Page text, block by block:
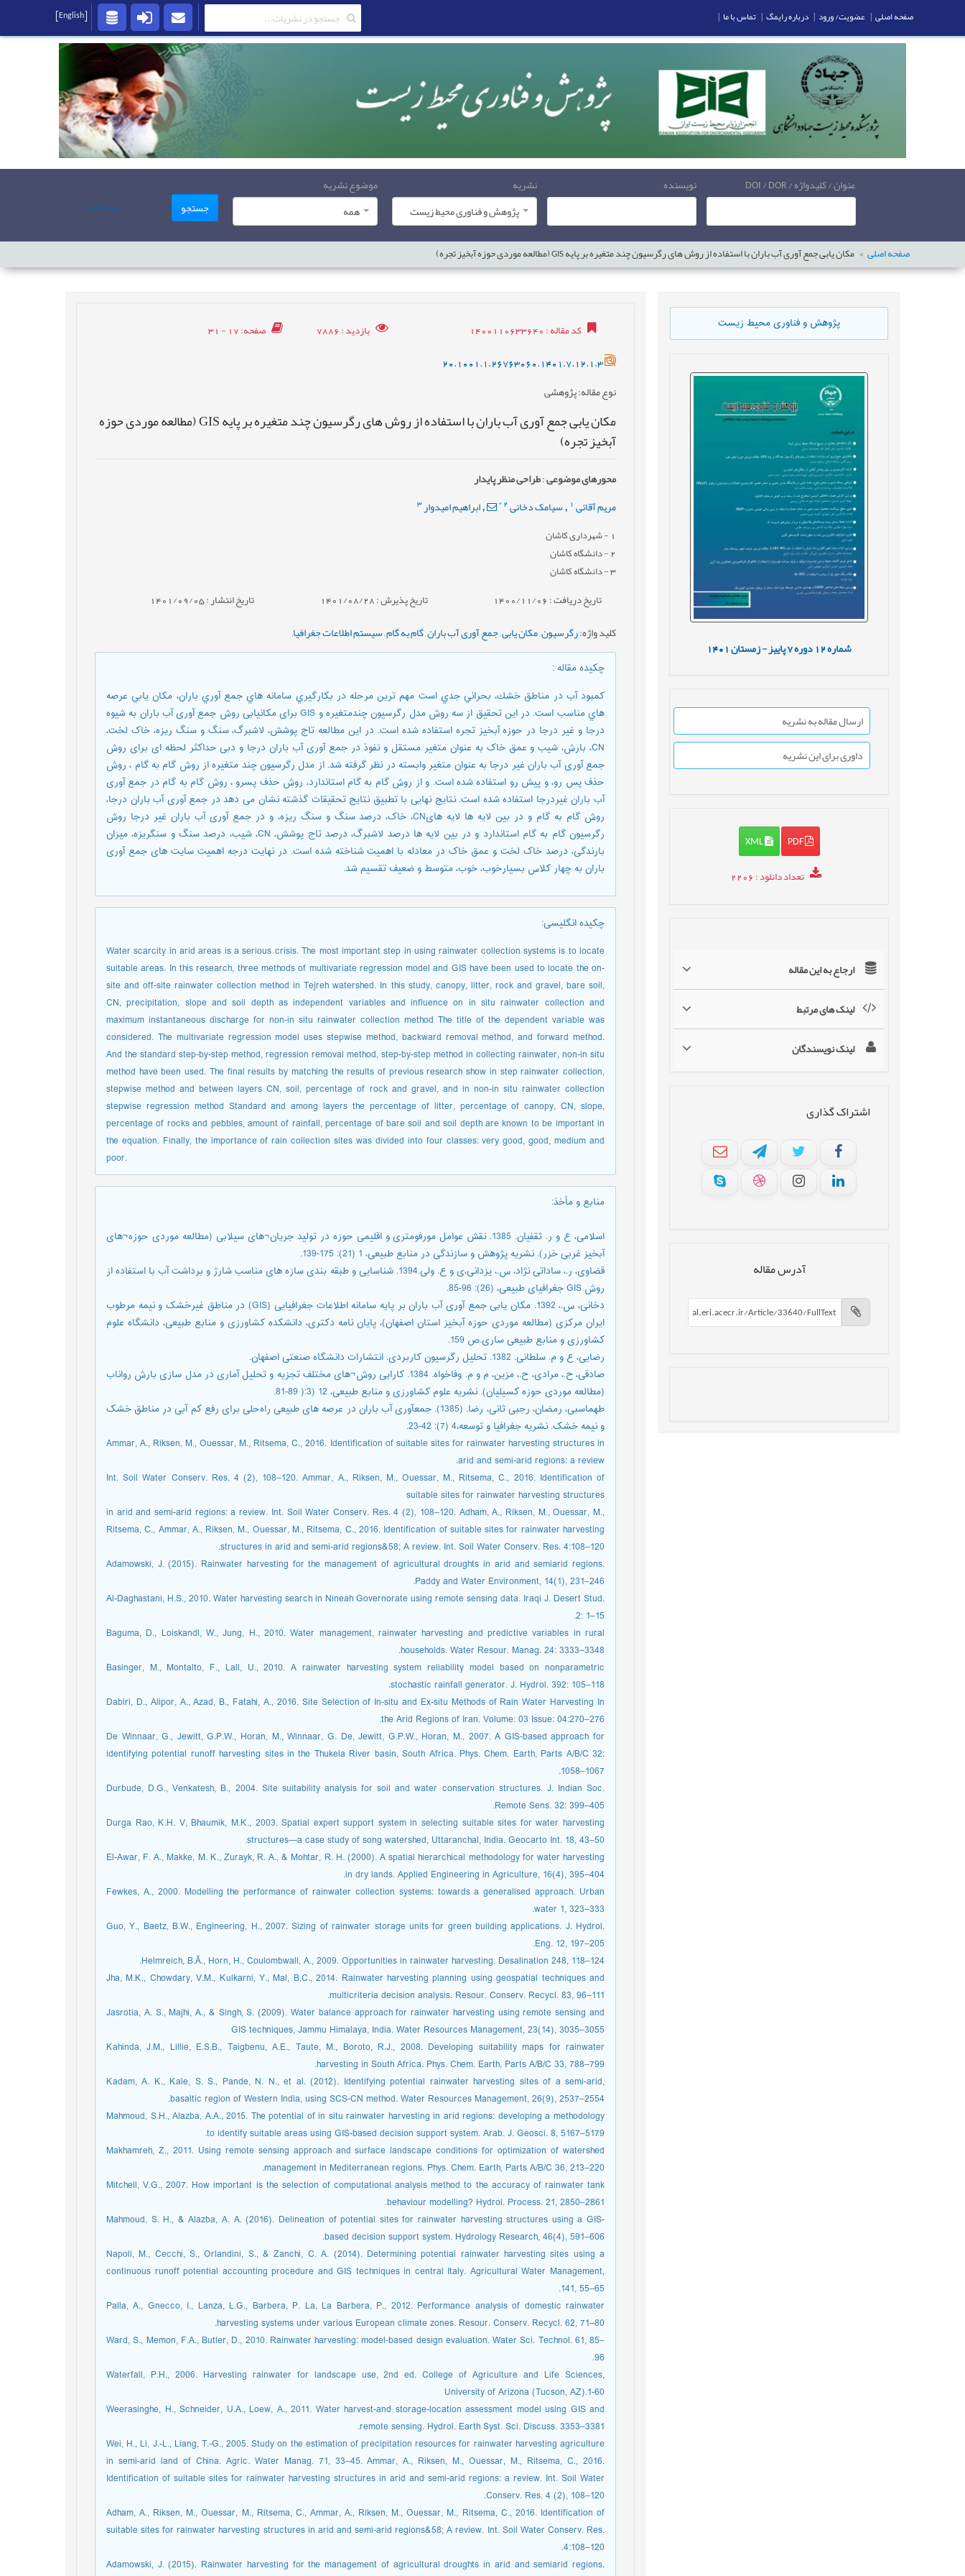
عنوان / کلیدواژه / DOI / DOR نویسنده
نشریه
پژوهش و فناوری محیط زیست
موضوع نشریه
همه
جستجو پیشرفته
صفحه اصلی مکان یابی جمع آوری آب باران با استفاده از روش های رگرسیون چند متغیره بر پایه GIS (مطالعه موردی حوزه آبخیز تجره)
پژوهش و فناوری محیط زیست
شماره دوره پاییز - زمستان1401
ارسال مقاله به نشریه
داوری برای این نشریه
PDF
XML
تعداد دانلود: 2206
ارجاع به این مقاله
لینک های مرتبط
لینک نویسندگان
اشتراک گذاری
آدرس مقاله
کد مقاله: 1400110633640 بازدید: 7886 صفحه: 17 - 31
20.1001.1.26763060.1401.7.12.1.3
نوع مقاله: پژوهشی
مکان یابی جمع آوری آب باران با استفاده از روش های رگرسیون چند متغیره بر پایه GIS (مطالعه موردی حوزه
آبخیز تجره)
محورهای موضوعی:طراحی منظر پایدار
مریم آقائی 1
,سیامک دخانی2
*
,ابراهیم امیدوار3
1 - شهرداری کاشان
2- دانشگاه کاشان
3- دانشگاه کاشان
تاریخ دریافت : 1400/11/06 تاریخ پذیرش : 1401/08/28 تاریخ انتشار : 1401/09/05
کلید واژه:رگرسیون,مکان یابی,جمع آوری آب باران,گام به گام,سیستم اطلاعات جغرافیا,
چکیده مقاله:
كمبود آب در مناطق خشك، بحراني جدي است مهم ترين مرحله در بكارگيري سامانه هاي جمع آوري باران، مكان يابي عرصه
هاي مناسب است. در این تحقیق از سه روش مدل رگرسیون چندمتغیره و GIS برای مکانیابی روش جمع آوری آب باران به شیوه
درجا و غیر درجا در حوزه آبخیز تجره استفاده شده است. در این مطالعه تاج پوشش، لاشبرگ، سنگ و سنگ ریزه، خاک لخت،
CN، بارش، شیب و عمق خاک به عنوان متغیر مستقل و نفوذ در جمع آوری آب باران درجا و دبی حداکثر لحظه ای برای روش
جمع آوری آب باران غیر درجا به عنوان متغیر وابسته در نظر گرفته شد. از مدل رگرسیون چند متغیره از روش گام به گام ، روش
حذف پس رو، و پیش رو استفاده شده است. و از روش گام به گام استاندارد، روش حذف پسرو ، روش گام به گام در جمع آوری
آب باران غیردرجا استفاده شده است. نتایج نهایی با تطبیق نتایج تحقیقات گذشته نشان می دهد در جمع آوری آب باران درجا،
روش گام به گام و در بین لایه ها لایه هایCN، خاک، درصد سنگ و سنگ ریزه، و در جمع آوری آب باران غیر درجا روش
رگرسیون گام به گام استاندارد و در بین لایه ها درصد لاشبرگ، درصد تاج پوشش، CN، شیب، درصد سنگ و سنگریزه، میزان
بارندگی، درصد خاک لخت و عمق خاک در معادله با اهمیت شناخته شده است. در نهایت درجه اهمیت سایت های جمع آوری
باران به چهار کلاس بسیارخوب، خوب، متوسط و ضعیف تقسیم شد.
چکیده انگلیسی:
Water scarcity in arid areas is a serious crisis. The most important step in using rainwater collection systems is to locate
suitable areas. In this research, three methods of multivariate regression model and GIS have been used to locate the on-
site and off-site rainwater collection method in Tejreh watershed. In this study, canopy, litter, rock and gravel, bare soil,
CN, precipitation, slope and soil depth as independent variables and influence on in situ rainwater collection and
maximum instantaneous discharge for non-in situ rainwater collection method The title of the dependent variable was
considered. The multivariate regression model uses stepwise method, backward removal method, and forward method.
And the standard step-by-step method, regression removal method, step-by-step method in collecting rainwater, non-in situ
method have been used. The final results by matching the results of previous research show in step rainwater collection,
stepwise method and between layers CN, soil, percentage of rock and gravel, and in non-in situ rainwater collection
stepwise regression method Standard and among layers the percentage of litter, percentage of canopy, CN, slope,
percentage of rocks and pebbles, amount of rainfall, percentage of bare soil and soil depth are known to be important in
the equation. Finally, the importance of rain collection sites was divided into four classes: very good, good, medium and
poor.
منابع و مأخذ:
اسلامی، ع و ر. ثقفیان. 1385. نقش عوامل مورفومتری و اقلیمی حوزه در تولید جریان¬های سیلابی (مطالعه موردی حوزه¬های
آبخیز غربی خزر). نشریه پژوهش و سازندگی در منابع طبیعی، 1 (21): 175-139.
قضاوی، ر.، ساداتی نژاد، س.، یزدانی،ی و ع. ولی.1394. شناسایی و طبقه بندی سازه های مناسب شارژ و برداشت آب با استفاده از
روش GIS جغرافیای طبیعی، (26): 96-85.
دخانی، س.، 1392. مکان یابی جمع آوری آب باران بر پایه سامانه اطلاعات جغرافیایی (GIS) در مناطق غیرخشک و نیمه مرطوب
ایران مرکزی (مطالعه موردی حوزه آبخیز استان اصفهان)، پایان نامه دکتری، دانشکده کشاورزی و منابع طبیعی، دانشگاه علوم
کشاورزی و منابع طبیعی ساری.ص 159.
رضایی، ع و م. سلطانی. 1382. تحلیل رگرسیون کاربردی. انتشارات دانشگاه صنعتی اصفهان.
صادقی، ح.، مرادی، ح.، مزین، م و م. وفاخواه. 1384. کارایی روش¬های مختلف تجزیه و تحلیل آماری در مدل سازی بارش رواناب
(مطالعه موردی حوزه کسیلیان). نشریه علوم کشاورزی و منابع طبیعی، 12 (3:( 89-81.
طهماسبی، رمضان، رجبی ثانی، رضا. (1385). جمع‏آوری آب باران در عرصه های طبیعی راه‌حلی برای رفع کم آبی در مناطق خشک
و نیمه خشک. نشریه جغرافیا و توسعه،4 (7): 42-23.
Ammar, A., Riksen, M., Ouessar, M., Ritsema, C., 2016. Identification of suitable sites for rainwater harvesting structures in
arid and semi-arid regions: a review.
Int. Soil Water Conserv. Res. 4 (2), 108–120. Ammar, A., Riksen, M., Ouessar, M., Ritsema, C., 2016. Identification of
suitable sites for rainwater harvesting structures
in arid and semi-arid regions: a review. Int. Soil Water Conserv. Res. 4 (2), 108–120. Adham, A., Riksen, M., Ouessar, M.,
Ritsema, C., Ammar, A., Riksen, M., Ouessar, M., Ritsema, C., 2016. Identification of suitable sites for rainwater harvesting
structures in arid and semi-arid regions&58; A review. Int. Soil Water Conserv. Res. 4:108–120.
Adamowski, J. (2015). Rainwater harvesting for the management of agricultural droughts in arid and semiarid regions.
Paddy and Water Environment, 14(1), 231–246.
Al-Daghastani, H.S., 2010. Water harvesting search in Nineah Governorate using remote sensing data. Iraqi J. Desert Stud.
2: 1–15.
Baguma, D., Loiskandl, W., Jung, H., 2010. Water management, rainwater harvesting and predictive variables in rural
households. Water Resour. Manag. 24: 3333–3348.
Basinger, M., Montalto, F., Lall, U., 2010. A rainwater harvesting system reliability model based on nonparametric
stochastic rainfall generator. J. Hydrol. 392: 105–118.
Dabiri, D., Alipor, A., Azad, B., Fatahi, A., 2016. Site Selection of In-situ and Ex-situ Methods of Rain Water Harvesting In
the Arid Regions of Iran. Volume: 03 Issue: 04:270–276.
De Winnaar, G., Jewitt, G.P.W., Horan, M., Winnaar, G. De, Jewitt, G.P.W., Horan, M., 2007. A GIS-based approach for
identifying potential runoff harvesting sites in the Thukela River basin, South Africa. Phys. Chem. Earth, Parts A/B/C 32:
1058–1067.
Durbude, D.G., Venkatesh, B., 2004. Site suitability analysis for soil and water conservation structures. J. Indian Soc.
Remote Sens. 32: 399–405.
Durga Rao, K.H. V, Bhaumik, M.K., 2003. Spatial expert support system in selecting suitable sites for water harvesting
structures—a case study of song watershed, Uttaranchal, India. Geocarto Int. 18, 43–50.
El-Awar, F. A., Makke, M. K., Zurayk, R. A., & Mohtar, R. H. (2000). A spatial hierarchical methodology for water harvesting
in dry lands. Applied Engineering in Agriculture, 16(4), 395–404.
Fewkes, A., 2000. Modelling the performance of rainwater collection systems: towards a generalised approach. Urban
water 1, 323–333.
Guo, Y., Baetz, B.W., Engineering, H., 2007. Sizing of rainwater storage units for green building applications. J. Hydrol.
Eng. 12, 197–205.
Helmreich, B.Ã., Horn, H., Coulombwall, A., 2009. Opportunities in rainwater harvesting. Desalination 248, 118–124.
Jha, M.K., Chowdary, V.M., Kulkarni, Y., Mal, B.C., 2014. Rainwater harvesting planning using geospatial techniques and
multicriteria decision analysis. Resour. Conserv. Recycl. 83, 96–111.
Jasrotia, A. S., Majhi, A., & Singh, S. (2009). Water balance approach for rainwater harvesting using remote sensing and
GIS techniques, Jammu Himalaya, India. Water Resources Management, 23(14), 3035–3055
Kahinda, J.M., Lillie, E.S.B., Taigbenu, A.E., Taute, M., Boroto, R.J., 2008. Developing suitability maps for rainwater
harvesting in South Africa. Phys. Chem. Earth, Parts A/B/C 33, 788–799.
Kadam, A. K., Kale, S. S., Pande, N. N., et al. (2012). Identifying potential rainwater harvesting sites of a semi-arid,
basaltic region of Western India, using SCS-CN method. Water Resources Management, 26(9), 2537–2554.
Mahmoud, S.H., Alazba, A.A., 2015. The potential of in situ rainwater harvesting in arid regions: developing a methodology
to identify suitable areas using GIS-based decision support system. Arab. J. Geosci. 8, 5167–5179.
Makhamreh, Z., 2011. Using remote sensing approach and surface landscape conditions for optimization of watershed
management in Mediterranean regions. Phys. Chem. Earth, Parts A/B/C 36, 213–220.
Mitchell, V.G., 2007. How important is the selection of computational analysis method to the accuracy of rainwater tank
behaviour modelling? Hydrol. Process. 21, 2850–2861.
Mahmoud, S. H., & Alazba, A. A. (2016). Delineation of potential sites for rainwater harvesting structures using a GIS-
based decision support system. Hydrology Research, 46(4), 591–606.
Napoli, M., Cecchi, S., Orlandini, S., & Zanchi, C. A. (2014). Determining potential rainwater harvesting sites using a
continuous runoff potential accounting procedure and GIS techniques in central Italy. Agricultural Water Management,
141, 55–65.
Palla, A., Gnecco, I., Lanza, L.G., Barbera, P. La, La Barbera, P., 2012. Performance analysis of domestic rainwater
harvesting systems under various European climate zones. Resour. Conserv. Recycl. 62, 71–80.
Ward, S., Memon, F.A., Butler, D., 2010. Rainwater harvesting: model-based design evaluation. Water Sci. Technol. 61, 85–
96.
Waterfall, P.H., 2006. Harvesting rainwater for landscape use, 2nd ed. College of Agriculture and Life Sciences,
University of Arizona (Tucson, AZ).1-60
Weerasinghe, H., Schneider, U.A., Loew, A., 2011. Water harvest-and storage-location assessment model using GIS and
remote sensing. Hydrol. Earth Syst. Sci. Discuss. 3353–3381.
Wei, H., Li, J.-L., Liang, T.-G., 2005. Study on the estimation of precipitation resources for rainwater harvesting agriculture
in semi-arid land of China. Agric. Water Manag. 71, 33–45. Ammar, A., Riksen, M., Ouessar, M., Ritsema, C., 2016.
Identification of suitable sites for rainwater harvesting structures in arid and semi-arid regions: a review. Int. Soil Water
Conserv. Res. 4 (2), 108–120.
Adham, A., Riksen, M., Ouessar, M., Ritsema, C., Ammar, A., Riksen, M., Ouessar, M., Ritsema, C., 2016. Identification of
suitable sites for rainwater harvesting structures in arid and semi-arid regions&58; A review. Int. Soil Water Conserv. Res.
4:108–120.
Adamowski, J. (2015). Rainwater harvesting for the management of agricultural droughts in arid and semiarid regions.
صفحه اصلی | عضویت/ ورود | درباره رایمگ | تماس با ما |
[English]